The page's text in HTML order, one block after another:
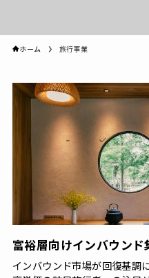
ホーム 旅行事業
富裕層向けインバウン
インバウンド市場が回復基調